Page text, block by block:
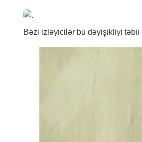
Bəzi izləyicilər bu dəyişikliyi təbii